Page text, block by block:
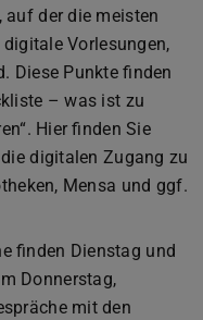
der die meisten
Vorlesungen,
Diese Punkte finden
– was ist zu
Hier finden Sie
digitalen Zugang zu
Mensa und ggf.
finden Dienstag und
Donnerstag,
mit den